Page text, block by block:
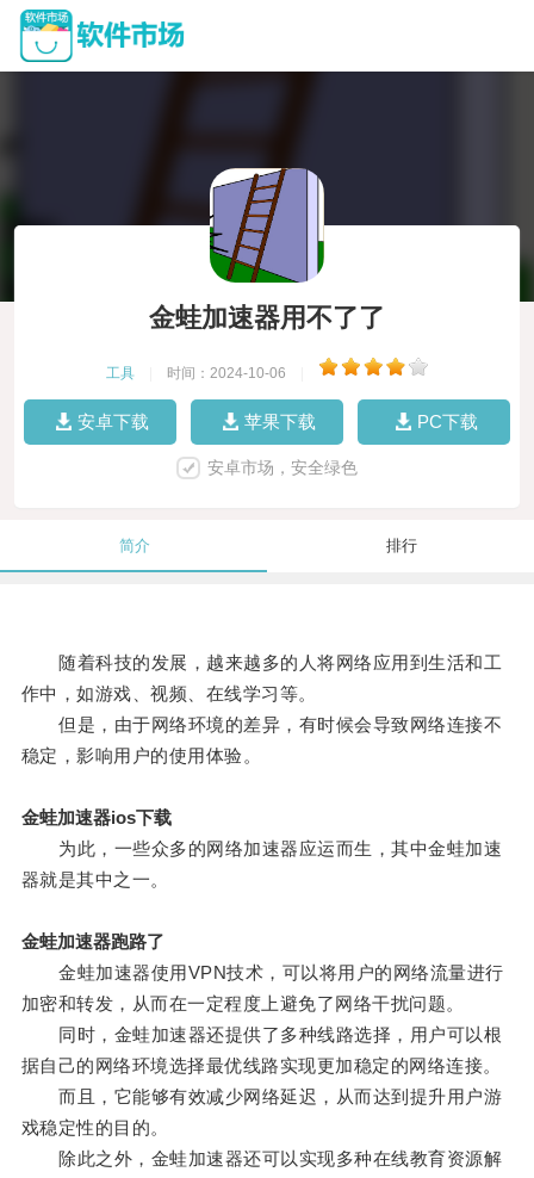
金蛙加速器用不了了
工具 时间：2024-10-06
安卓下载 苹果下载 PC下载
安卓市场，安全绿色
简介 排行
随着科技的发展，越来越多的人将网络应用到生活和工
作中，如游戏、视频、在线学习等。
但是，由于网络环境的差异，有时候会导致网络连接不
稳定，影响用户的使用体验。
金蛙加速器ios下载
为此，一些众多的网络加速器应运而生，其中金蛙加速
器就是其中之一。
金蛙加速器跑路了
金蛙加速器使用VPN技术，可以将用户的网络流量进行
加密和转发，从而在一定程度上避免了网络干扰问题。
同时，金蛙加速器还提供了多种线路选择，用户可以根
据自己的网络环境选择最优线路实现更加稳定的网络连接。
而且，它能够有效减少网络延迟，从而达到提升用户游
戏稳定性的目的。
除此之外，金蛙加速器还可以实现多种在线教育资源解